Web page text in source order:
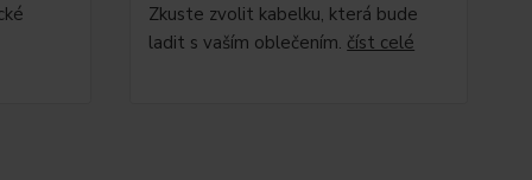
Zkuste zvolit kabelku, která bude
ladit s vaším oblečením. číst celé